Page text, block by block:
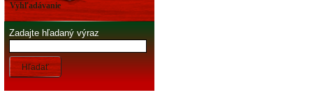
Vyhľadávanie
Zadajte hľadaný výraz
Hľadať